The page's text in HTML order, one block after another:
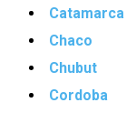
Catamarca
Chaco
Chubut
Cordoba